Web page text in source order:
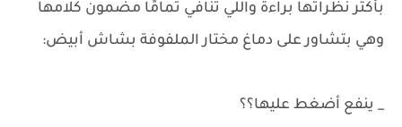
بأكتر نظراتها براءة واللي تنافي تمامًا مضمون كلامها
وهي بتشاور على دماغ مختار الملفوفة بشاش أبيض:
_ ينفع أضغط عليها؟؟